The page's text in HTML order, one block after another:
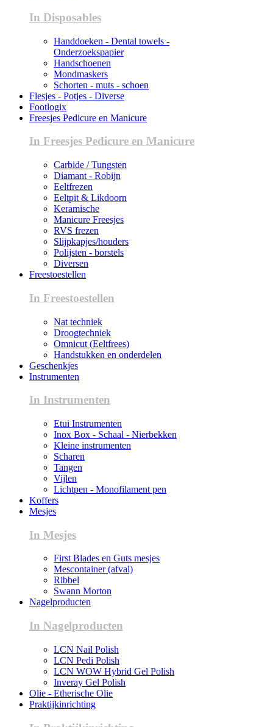
In Disposables
Handdoeken - Dental towels -
Onderzoekspapier
Handschoenen
Mondmaskers
Schorten - muts - schoen
Flesjes - Potjes - Diverse
Footlogix
Freesjes Pedicure en Manicure
In Freesjes Pedicure en Manicure
Carbide / Tungsten
Diamant - Robijn
Eeltfrezen
Eeltpit & Likdoorn
Keramische
Manicure Freesjes
RVS frezen
Slijpkapjes/houders
Polijsten - borstels
Diversen
Freestoestellen
In Freestoestellen
Nat techniek
Droogtechniek
Omnicut (Eeltfrees)
Handstukken en onderdelen
Geschenkjes
Instrumenten
In Instrumenten
Etui Instrumenten
Inox Box - Schaal - Nierbekken
Kleine instrumenten
Scharen
Tangen
Vijlen
Lichtpen - Monofilament pen
Koffers
Mesjes
In Mesjes
First Blades en Guts mesjes
Mescontainer (afval)
Ribbel
Swann Morton
Nagelproducten
In Nagelproducten
LCN Nail Polish
LCN Pedi Polish
LCN WOW Hybrid Gel Polish
Inveray Gel Polish
Olie - Etherische Olie
Praktijkinrichting